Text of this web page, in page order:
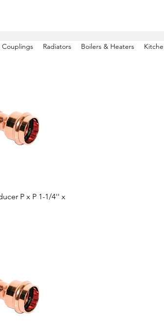
Couplings Radiators Boilers & Heaters
просмотр
P x P 1-1/4'' x